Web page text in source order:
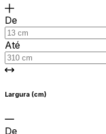
De
Até
Largura (cm)
De